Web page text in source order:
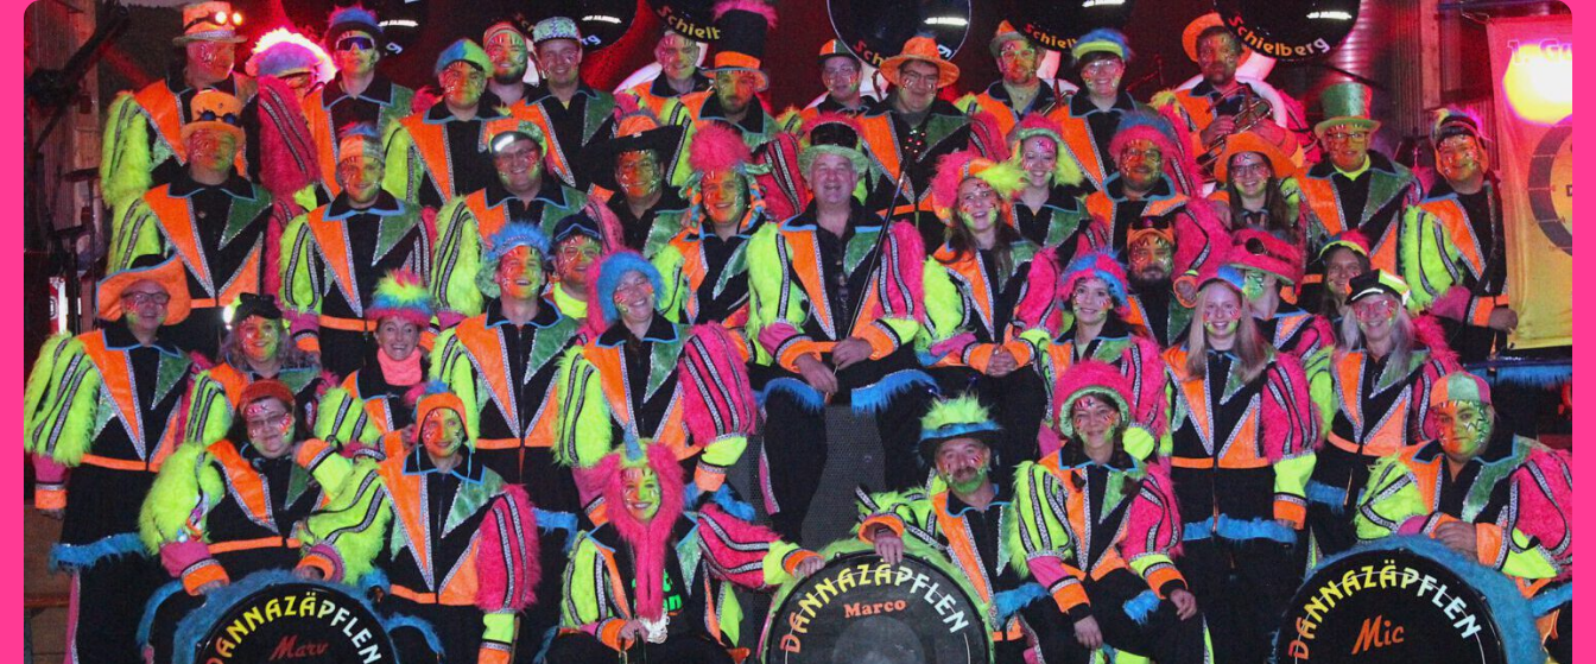
Zum Inhalt springen